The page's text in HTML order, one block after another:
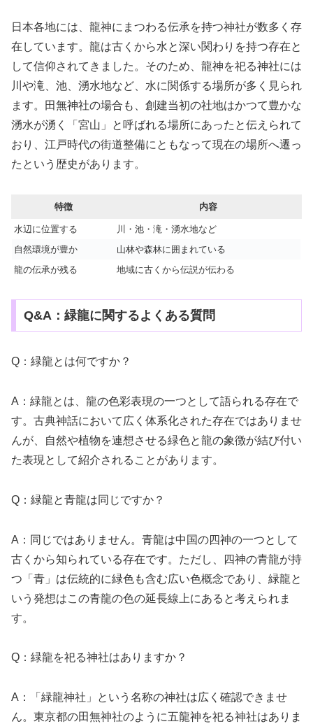
日本各地には、龍神にまつわる伝承を持つ神社が数多く存
在しています。龍は古くから水と深い関わりを持つ存在と
して信仰されてきました。そのため、龍神を祀る神社には
川や滝、池、湧水地など、水に関係する場所が多く見られ
ます。田無神社の場合も、創建当初の社地はかつて豊かな
湧水が湧く「宮山」と呼ばれる場所にあったと伝えられて
おり、江戸時代の街道整備にともなって現在の場所へ遷っ
たという歴史があります。
特徴 内容
水辺に位置する
川・池・滝・湧水地など
自然環境が豊か
山林や森林に囲まれている
龍の伝承が残る
地域に古くから伝説が伝わる
Q&A：緑龍に関するよくある質問
Q：緑龍とは何ですか？
A：緑龍とは、龍の色彩表現の一つとして語られる存在で
す。古典神話において広く体系化された存在ではありませ
んが、自然や植物を連想させる緑色と龍の象徴が結び付い
た表現として紹介されることがあります。
Q：緑龍と青龍は同じですか？
A：同じではありません。青龍は中国の四神の一つとして
古くから知られている存在です。ただし、四神の青龍が持
つ「青」は伝統的に緑色も含む広い色概念であり、緑龍と
いう発想はこの青龍の色の延長線上にあると考えられま
す。
Q：緑龍を祀る神社はありますか？
A：「緑龍神社」という名称の神社は広く確認できませ
ん。東京都の田無神社のように五龍神を祀る神社はありま